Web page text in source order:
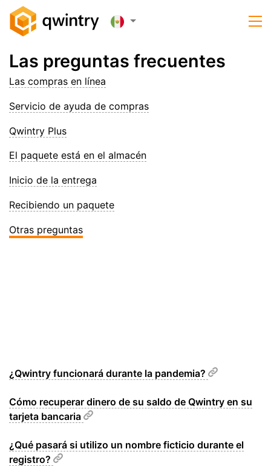
Las preguntas frecuentes
Las compras en línea
Servicio de ayuda de compras
Qwintry Plus
El paquete está en el almacén
Inicio de la entrega
Recibiendo un paquete
Otras preguntas
¿Qwintry funcionará durante la pandemia?
Cómo recuperar dinero de su saldo de Qwintry en su
tarjeta bancaria
¿Qué pasará si utilizo un nombre ficticio durante el
registro?